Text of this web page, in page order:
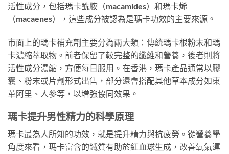
活性成分，包括瑪卡酰胺（macamides）和瑪卡烯
（macaenes），這些成分被認為是瑪卡功效的主要來源。
市面上的瑪卡補充劑主要分為兩大類：傳統瑪卡根粉末和瑪
卡濃縮萃取物。前者保留了較完整的纖維和營養，後者則將
活性成分濃縮，方便每日服用。在香港，瑪卡產品通常以膠
囊、粉末或片劑形式出售，部分還會搭配其他草本成分如東
革阿里、人參等，以增強協同效果。
瑪卡提升男性精力的科學原理
瑪卡最為人所知的功效，就是提升精力與抗疲勞。從營養學
角度來看，瑪卡富含的鐵質有助於紅血球生成，改善氧氣運